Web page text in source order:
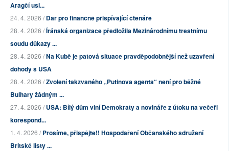
Aragčí usi...
24. 4. 2026 /Dar pro finančně přispívající čtenáře
28. 4. 2026 /Íránská organizace předložila Mezinárodnímu trestnímu
soudu důkazy ...
28. 4. 2026 /Na Kubě je patová situace pravděpodobnější než uzavření
dohody s USA
28. 4. 2026 /Zvolení takzvaného „Putinova agenta“ není pro běžné
Bulhary žádným ...
27. 4. 2026 /USA: Bílý dům viní Demokraty a novináře z útoku na večeři
korespond...
1. 4. 2026 /Prosíme, přispějte!! Hospodaření Občanského sdružení
Britské listy ...